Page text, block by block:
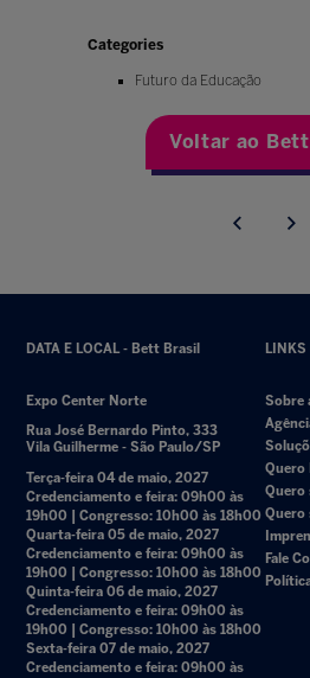
Categories
Futuro da Educação
Voltar ao
DATA E LOCAL - Bett Brasil
Expo Center Norte
Rua José Bernardo Pinto, 333
Vila Guilherme - São Paulo/SP
Terça-feira 04 de maio, 2027
Credenciamento e feira: 09h00 às
19h00 | Congresso: 10h00 às 18h00
Quarta-feira 05 de maio, 2027
Credenciamento e feira: 09h00 às
19h00 | Congresso: 10h00 às 18h00
Quinta-feira 06 de maio, 2027
Credenciamento e feira: 09h00 às
19h00 | Congresso: 10h00 às 18h00
Sexta-feira 07 de maio, 2027
Credenciamento e feira: 09h00 às
LINKS
Sobre
Quero
Quero
Quero
Fale